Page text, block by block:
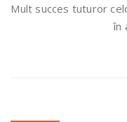
Mult succes tuturor
în